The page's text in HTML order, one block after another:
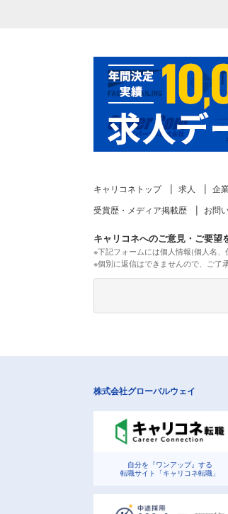
キャリコネトップ 求人 企
受賞歴・メディア掲載歴
お問
キャリコネへのご意見・ご要望
※下記フォームには個人情報(個人名、
※個別に返信はできませんので、ご了
株式会社グローバルウェイ
自分を『ワンアップ』する
転職サイト「キャリコネ転職」